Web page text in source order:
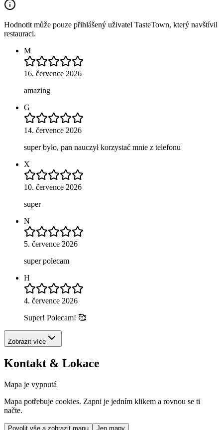
Hodnotit může pouze přihlášený uživatel TasteTown, který navštívil
restauraci.
M
16. července 2026
amazing
G
14. července 2026
super było, pan nauczył korzystać mnie z telefonu
X
10. července 2026
super
N
5. července 2026
super polecam
H
4. července 2026
Super! Polecam! 🥰
Zobrazit více
Kontakt & Lokace
Mapa je vypnutá
Mapa potřebuje cookies. Zapni je jedním klikem a rovnou se ti
načte.
Povolit vše a zobrazit mapu Jen mapy